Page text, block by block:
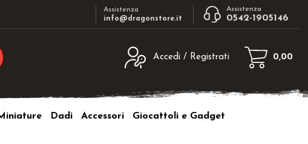
Assistenza
info@dragonstore.it
Assistenza
0542-1905146
Accedi / Registrati
password e poi clicca sul
sito clicca sul pulsante "Registrati"
0,00
Dadi Accessori
Giocattoli e Gadget